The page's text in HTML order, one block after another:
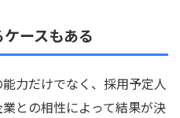
ースもある
力だけでなく、採用予定人
との相性によって結果が決